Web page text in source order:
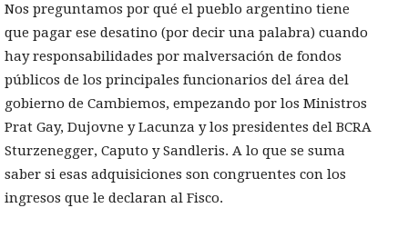
Nos preguntamos por qué el pueblo argentino tiene
que pagar ese desatino (por decir una palabra) cuando
hay responsabilidades por malversación de fondos
públicos de los principales funcionarios del área del
gobierno de Cambiemos, empezando por los Ministros
Prat Gay, Dujovne y Lacunza y los presidentes del BCRA
Sturzenegger, Caputo y Sandleris. A lo que se suma
saber si esas adquisiciones son congruentes con los
ingresos que le declaran al Fisco.